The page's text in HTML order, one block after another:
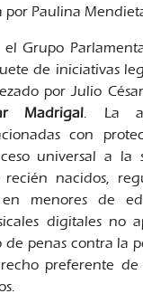
por Paulina
el Grupo
de iniciativas
por Julio
Madrigal. La
con
universal a la
recién nacidos,
en menores de
digitales no
penas contra la
preferente de